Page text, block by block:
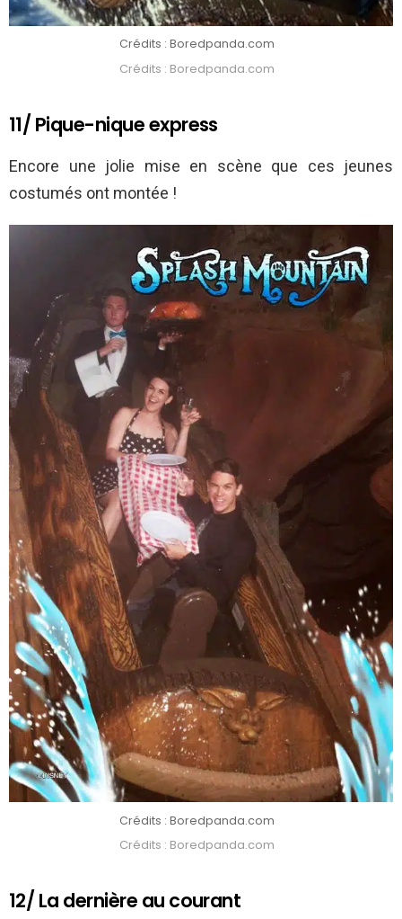
Crédits : Boredpanda.com
Crédits : Boredpanda.com
11/ Pique-nique express
Encore une jolie mise en scène que ces jeunes
costumés ont montée !
Crédits : Boredpanda.com
Crédits : Boredpanda.com
12/ La dernière au courant